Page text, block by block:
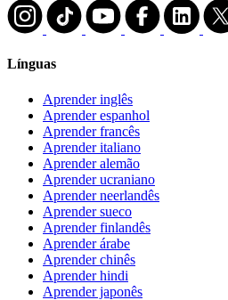
Línguas
Aprender inglês
Aprender espanhol
Aprender francês
Aprender italiano
Aprender alemão
Aprender ucraniano
Aprender neerlandês
Aprender sueco
Aprender finlandês
Aprender árabe
Aprender chinês
Aprender hindi
Aprender japonês